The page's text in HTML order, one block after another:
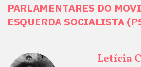
PARLAMENTARES DO
ESQUERDA SOCIALISTA
Letícia